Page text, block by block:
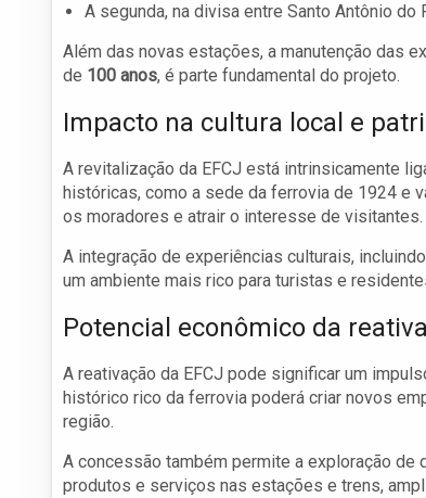
A segunda, na divisa entre Santo Antônio
Além das novas estações, a manutenção das
de 100 anos, é parte fundamental do projeto.
Impacto na cultura local e
A revitalização da EFCJ está intrinsicamente
históricas, como a sede da ferrovia de 1924 e
os moradores e atrair o interesse de visitantes.
A integração de experiências culturais,
um ambiente mais rico para turistas e
Potencial econômico da
A reativação da EFCJ pode significar um
histórico rico da ferrovia poderá criar novos
região.
A concessão também permite a exploração de
produtos e serviços nas estações e trens,